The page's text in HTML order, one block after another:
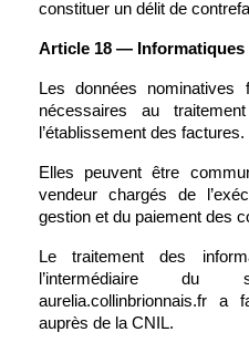
constituer un délit de
Article 18 — Informatiques
Les données nominatives
nécessaires au
l’établissement des factures.
Elles peuvent être
vendeur chargés de
gestion et du paiement des
Le traitement des
l’intermédiaire du
aurelia.collinbrionnais.fr a
auprès de la CNIL.